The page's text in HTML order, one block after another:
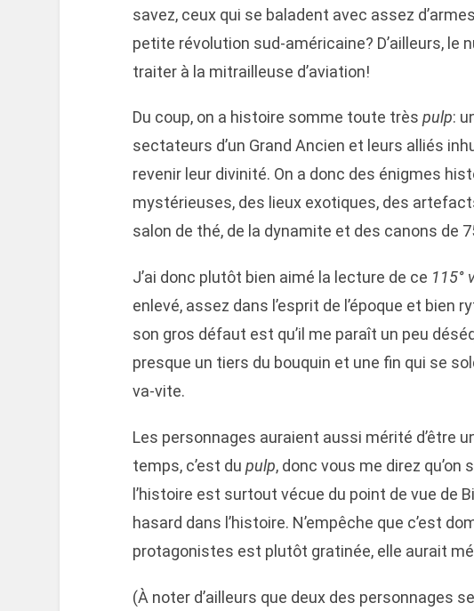
savez, ceux qui se baladent avec assez
petite révolution sud-américaine? D’ailleurs, le
traiter à la mitrailleuse d’aviation!
Du coup, on a histoire somme toute très pulp:
sectateurs d’un Grand Ancien et leurs alliés
revenir leur divinité. On a donc des énigmes
mystérieuses, des lieux exotiques, des
salon de thé, de la dynamite et des canons de
J’ai donc plutôt bien aimé la lecture de ce 115°
enlevé, assez dans l’esprit de l’époque et bien
son gros défaut est qu’il me paraît un peu
presque un tiers du bouquin et une fin qui se
va-vite.
Les personnages auraient aussi mérité d’être
temps, c’est du pulp, donc vous me direz qu’on
l’histoire est surtout vécue du point de vue de
hasard dans l’histoire. N’empêche que c’est
protagonistes est plutôt gratinée, elle aurait
(À noter d’ailleurs que deux des personnages